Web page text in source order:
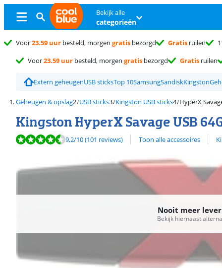
Bekijk alle
categorieën
Voor23.59 uur besteld, morgen gratis bezorgd Gratis ruilen
Voor23.59 uur besteld, morgen gratis bezorgd Gratis ruilen
Extern geheugenUSB sticksTop 10SamsungSandiskKingston
Geheugen & opslag USB sticks Kingston USB sticks HyperX
Kingston HyperX Savage USB
Beoordeling is 9,2 van de 10, gebaseerd op 101 reviews.
9,2/10(101 reviews) Toon alle accessoires
Bekijk alle
Nooit meer
Bekijk hiernaast